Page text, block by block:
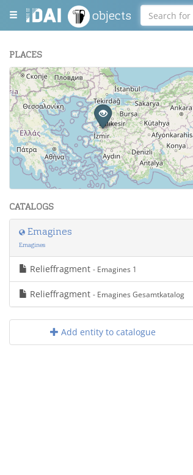
objects
PLACES
+
−
Leaflet | Maps and Data ©OpenStreetMap.
CATALOGS
Emagines
Emagines
Relieffragment - Emagines 1
Relieffragment - Emagines Gesamtkatalog
Add entity to catalogue